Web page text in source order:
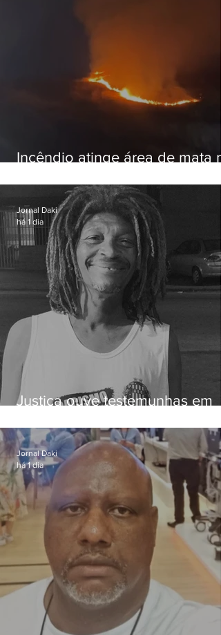
Incêndio atinge área de mata
Iguaçu
Justiça ouve testemunhas em
dívida de R$ 25
Jornal Daki
há 1 dia
Jornal Daki
há 1 dia